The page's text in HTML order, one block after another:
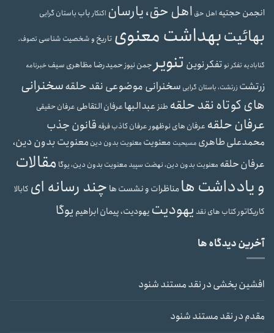
انجمن حجتیه اهل حق اهل حق، یارسان اکنکارباب باستان گرایی
بهائیتبهداشت معنوی تاریخ و شخصیت شناسی تصوف،
گنابادیه تفکر نوتفکر نوین تنویر جمن نیوزحمیدرضا مظاهری سیفخبرنامه
زرتشت زرتشت، باستان گرایی سخنرانی موضوعی نقد حلقهسخنرانی
های کوتاه نقد حلقه طنزعبدالبهاعرفان التقاطی عرفان حقیقی
عرفان حلقه عرفان های نوظهور عرفان کاذبفرقه قانون جذب
محمدعلی طاهری مسیحیت معنویت معنویت بدون دین معنویت بدون دین،
عرفان حلقه معنویت بدون دین، نهضت سپیدمعنویت بدون دین، یوگا مقالات
و یادداشت هامناظرات و نشست ها چند رسانه ای کابالا
کاریکاتور کتاب های نقد یهودیت یهودیت، پیمان ابراهیم یوگا
آخرین دیدگاه ها
افشین بخشیدرنقد مستند شنود
مقدمدرنقد مستند شنود